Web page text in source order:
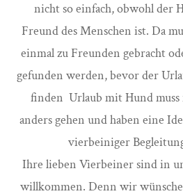
nicht so einfach, obwohl der
Freund des Menschen ist. Da
einmal zu Freunden gebracht
gefunden werden, bevor der
finden Urlaub mit Hund muss
anders gehen und haben eine
vierbeiniger
Ihre lieben Vierbeiner sind in
willkommen. Denn wir